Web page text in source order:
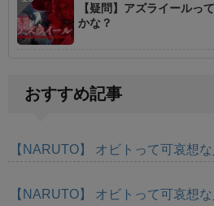
【疑問】アズライールっ
かな？
おすすめ記事
【NARUTO】 オビトって可哀想
【NARUTO】 オビトって可哀想